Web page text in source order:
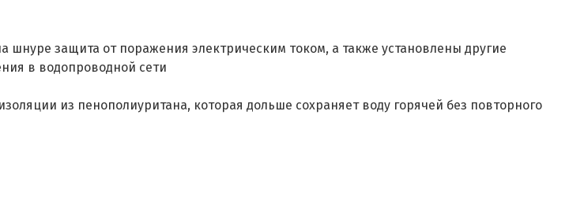
шнуре защита от поражения электрическим током, а также установлены другие
в водопроводной сети
из пенополиуритана, которая дольше сохраняет воду горячей без повторного